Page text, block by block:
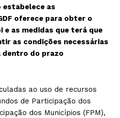
estabelece as
oferece para obter o
e as medidas que terá que
as condições necessárias
dentro do prazo
ao uso de recursos
de Participação dos
dos Municípios (FPM),